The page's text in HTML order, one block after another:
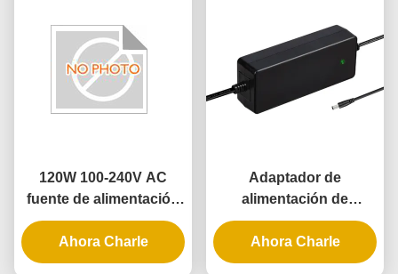
120W 100-240V AC
fuente de alimentación
de escritorio con 100%
de material de PC y 3
años de garantía
Ahora Charle
Adaptador de
alimentación de
escritorio de alta
estabilidad de 90W con
salida de 9V-48V y
Ahora Charle